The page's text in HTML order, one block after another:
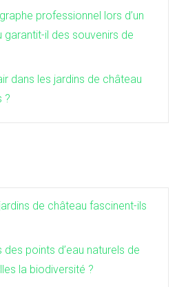
professionnel lors d’un
il des souvenirs de
dans les jardins de château
?
de château fascinent-ils
points d’eau naturels de
la biodiversité ?